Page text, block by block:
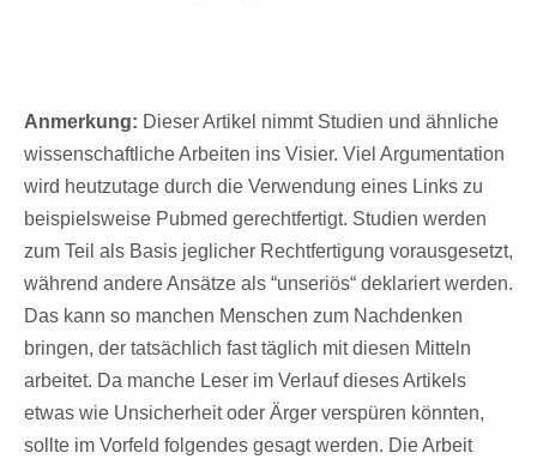
Anmerkung: Dieser Artikel nimmt Studien und ähnliche
wissenschaftliche Arbeiten ins Visier. Viel Argumentation
wird heutzutage durch die Verwendung eines Links zu
beispielsweise Pubmed gerechtfertigt. Studien werden
zum Teil als Basis jeglicher Rechtfertigung vorausgesetzt,
während andere Ansätze als “unseriös“ deklariert werden.
Das kann so manchen Menschen zum Nachdenken
bringen, der tatsächlich fast täglich mit diesen Mitteln
arbeitet. Da manche Leser im Verlauf dieses Artikels
etwas wie Unsicherheit oder Ärger verspüren könnten,
sollte im Vorfeld folgendes gesagt werden. Die Arbeit